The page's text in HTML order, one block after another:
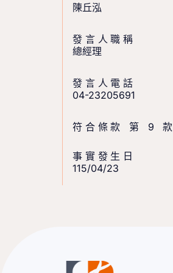
陳丘泓
發言人職稱
總經理
發言人電話
04-23205691
符合條款 第 9 款
事實發生日
115/04/23